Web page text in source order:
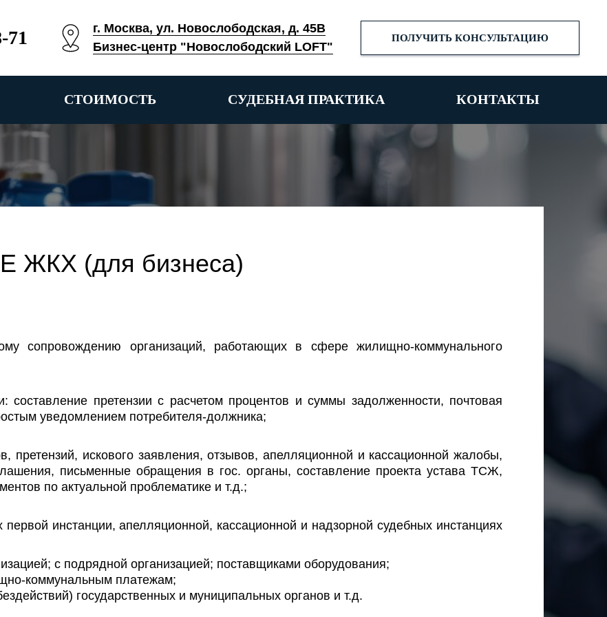
71
г. Москва, ул. Новослободская, д. 45В
Бизнес-центр "Новослободский LOFT"
ПОЛУЧИТЬ КОНСУЛЬТАЦИЮ
СТОИМОСТЬ СУДЕБНАЯ ПРАКТИКА КОНТАКТЫ
(для бизнеса)
сопровождению организаций, работающих в сфере жилищно-коммунального
составление претензии с расчетом процентов и суммы задолженности, почтовая
уведомлением потребителя-должника;
претензий, искового заявления, отзывов, апелляционной и кассационной жалобы,
письменные обращения в гос. органы, составление проекта устава ТСЖ,
по актуальной проблематике и т.д.;
инстанции, апелляционной, кассационной и надзорной судебных инстанциях
с подрядной организацией; поставщиками оборудования;
коммунальным платежам;
государственных и муниципальных органов и т.д.